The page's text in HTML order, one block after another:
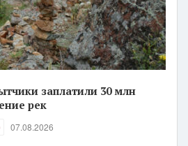
заплатили 30 млн
рек
07.08.2026